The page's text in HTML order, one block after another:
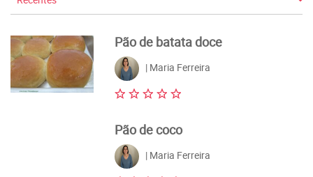
Pão de batata doce
| Maria Ferreira
Pão de coco
| Maria Ferreira